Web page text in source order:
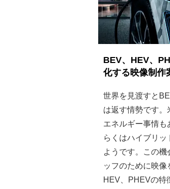
BEV、HEV、
化する映像制作
世界を見渡すと
は返す情勢です。
エネルギー事情も
らくはハイブリッ
ようです。この機
ッフのために映像
HEV、PHEVの特